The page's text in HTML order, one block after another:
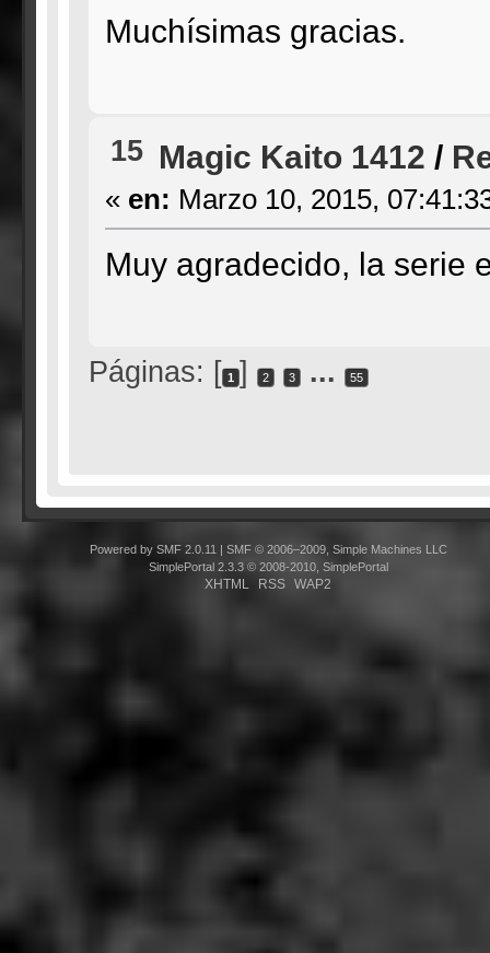
Muchísimas gracias.
15 Magic Kaito 1412 /
« en: Marzo 10, 2015,
Muy agradecido, la serie
Páginas: [ 1 ] 2 3 ... 55
Powered by SMF 2.0.11
SMF © 2006–2009, Simple Machines LLC
SimplePortal 2.3.3 © 2008-2010, SimplePortal
XHTML RSS WAP2